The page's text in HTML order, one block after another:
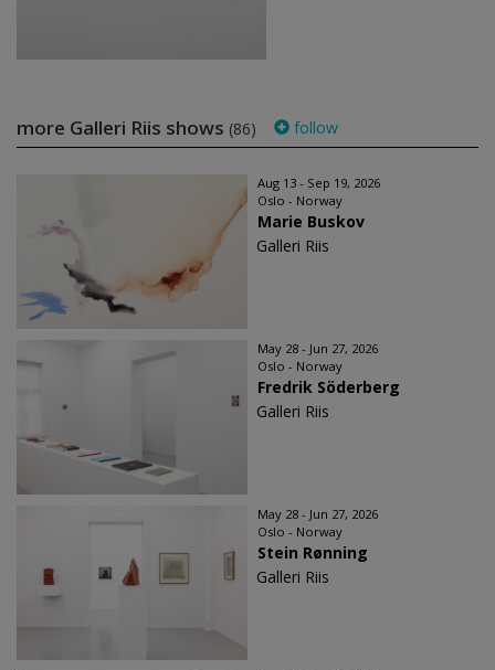
more Galleri Riis shows (86) follow
Aug 13 - Sep 19, 2026
Oslo - Norway
Marie Buskov
Galleri Riis
May 28 - Jun 27, 2026
Oslo - Norway
Fredrik Söderberg
Galleri Riis
May 28 - Jun 27, 2026
Oslo - Norway
Stein Rønning
Galleri Riis